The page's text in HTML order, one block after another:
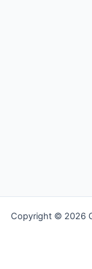
Copyright © 2026